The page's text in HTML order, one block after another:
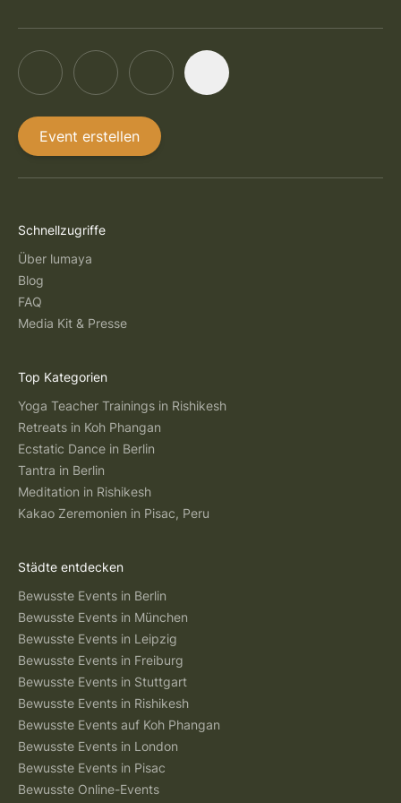
Event erstellen
Schnellzugriffe
Über lumaya
Blog
FAQ
Media Kit & Presse
Top Kategorien
Yoga Teacher Trainings in Rishikesh
Retreats in Koh Phangan
Ecstatic Dance in Berlin
Tantra in Berlin
Meditation in Rishikesh
Kakao Zeremonien in Pisac, Peru
Städte entdecken
Bewusste Events in Berlin
Bewusste Events in München
Bewusste Events in Leipzig
Bewusste Events in Freiburg
Bewusste Events in Stuttgart
Bewusste Events in Rishikesh
Bewusste Events auf Koh Phangan
Bewusste Events in London
Bewusste Events in Pisac
Bewusste Online-Events